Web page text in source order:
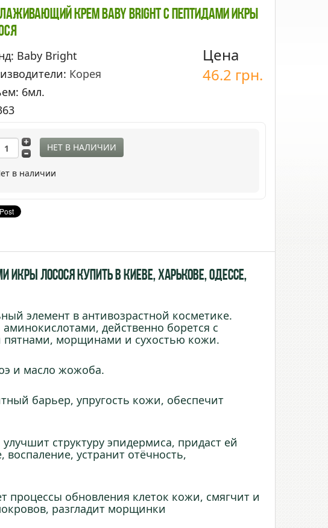
Крем Baby Bright С Пептидами Икры
Baby Bright
Корея
6мл.
Цена
46.2 грн.
НЕТ В НАЛИЧИИ
в наличии
Лосося купить в Киеве, Харькове, Одессе,
элемент в антивозрастной косметике.
действенно борется с
морщинами и сухостью кожи.
и масло жожоба.
барьер, упругость кожи, обеспечит
структуру эпидермиса, придаст ей
устранит отёчность,
процессы обновления клеток кожи, смягчит и
разгладит морщинки